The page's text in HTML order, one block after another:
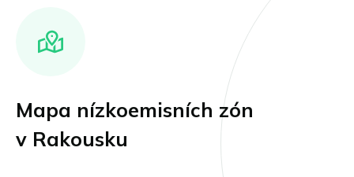
Mapa nízkoemisních zón
v Rakousku